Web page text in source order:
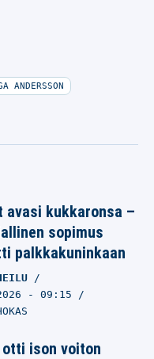
ANDERSSON
avasi kukkaronsa –
sopimus
palkkakuninkaan
- 09:15
otti ison voiton